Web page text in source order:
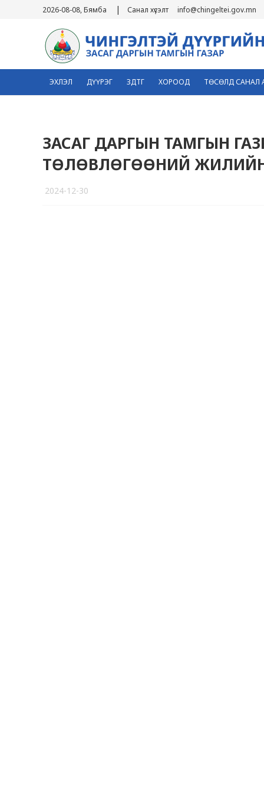
2026-08-08, Бямба | Санал хүсэлт info@chingeltei.gov.mn
ЭХЛЭЛ ДҮҮРЭГ ЗДТГ ХОРООД ТӨСӨЛД САНАЛ
ЗАСАГ ДАРГЫН ТАМГЫН
ТӨЛӨВЛӨГӨӨНИЙ
2024-12-30